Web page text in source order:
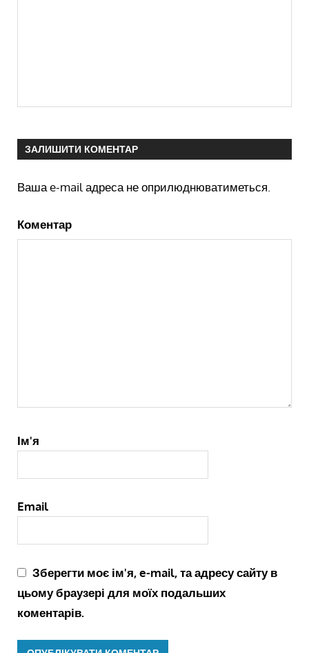
ЗАЛИШИТИ КОМЕНТАР
Ваша e-mail адреса не оприлюднюватиметься.
Коментар
Ім'я
Email
Зберегти моє ім'я, e-mail, та адресу сайту в
цьому браузері для моїх подальших
коментарів.